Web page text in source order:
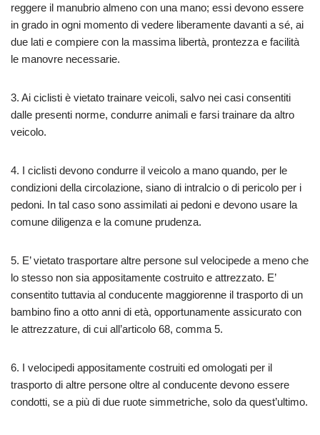
reggere il manubrio almeno con una mano; essi devono essere
in grado in ogni momento di vedere liberamente davanti a sé, ai
due lati e compiere con la massima libertà, prontezza e facilità
le manovre necessarie.
3. Ai ciclisti è vietato trainare veicoli, salvo nei casi consentiti
dalle presenti norme, condurre animali e farsi trainare da altro
veicolo.
4. I ciclisti devono condurre il veicolo a mano quando, per le
condizioni della circolazione, siano di intralcio o di pericolo per i
pedoni. In tal caso sono assimilati ai pedoni e devono usare la
comune diligenza e la comune prudenza.
5. E’ vietato trasportare altre persone sul velocipede a meno che
lo stesso non sia appositamente costruito e attrezzato. E’
consentito tuttavia al conducente maggiorenne il trasporto di un
bambino fino a otto anni di età, opportunamente assicurato con
le attrezzature, di cui all’articolo 68, comma 5.
6. I velocipedi appositamente costruiti ed omologati per il
trasporto di altre persone oltre al conducente devono essere
condotti, se a più di due ruote simmetriche, solo da quest’ultimo.